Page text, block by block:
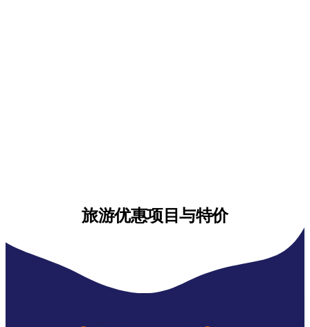
旅游优惠项目与特价